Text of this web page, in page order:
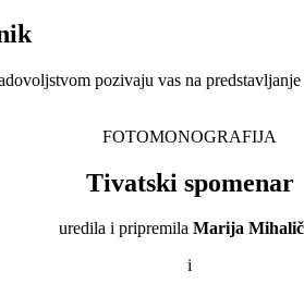
pozivaju vas na
FOTOMONOGRAFIJA
Tivatski spomenar
uredila i pripremila Marija
i